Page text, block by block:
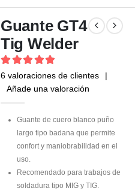
Guante GT4
Tig Welder
5 out of 5
6 valoraciones de clientes
|
Añade una valoración
Guante de cuero blanco puño
largo tipo badana que permite
confort y maniobrabilidad en el
uso.
Recomendado para trabajos de
soldadura tipo MIG y TIG.